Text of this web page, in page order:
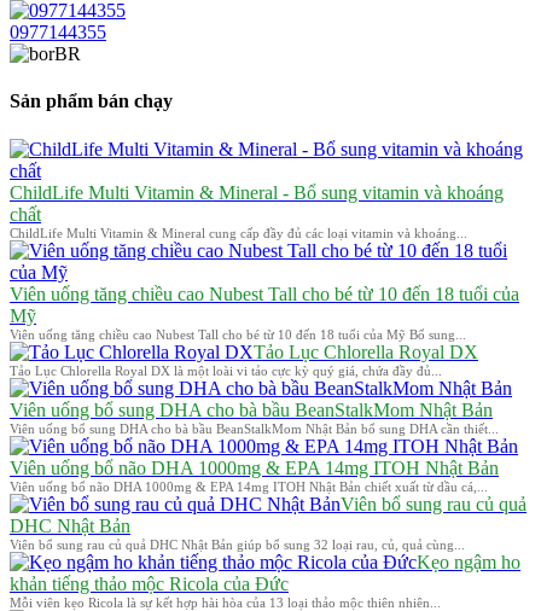
0977144355
Sản phẩm bán chạy
ChildLife Multi Vitamin & Mineral - Bổ sung vitamin và khoáng
chất
ChildLife Multi Vitamin & Mineral cung cấp đầy đủ các loại vitamin và khoáng...
Viên uống tăng chiều cao Nubest Tall cho bé từ 10 đến 18 tuổi của
Mỹ
Viên uống tăng chiều cao Nubest Tall cho bé từ 10 đến 18 tuổi của Mỹ Bổ sung...
Tảo Lục Chlorella Royal DX
Tảo Lục Chlorella Royal DX là một loài vi tảo cực kỳ quý giá, chứa đầy đủ...
Viên uống bổ sung DHA cho bà bầu BeanStalkMom Nhật Bản
Viên uống bổ sung DHA cho bà bầu BeanStalkMom Nhật Bản bổ sung DHA cần thiết...
Viên uống bổ não DHA 1000mg & EPA 14mg ITOH Nhật Bản
Viên uống bổ não DHA 1000mg & EPA 14mg ITOH Nhật Bản chiết xuất từ dầu cá,...
Viên bổ sung rau củ quả
DHC Nhật Bản
Viên bổ sung rau củ quả DHC Nhật Bản giúp bổ sung 32 loại rau, củ, quả cùng...
Kẹo ngậm ho
khản tiếng thảo mộc Ricola của Đức
Mỗi viên kẹo Ricola là sự kết hợp hài hòa của 13 loại thảo mộc thiên nhiên...